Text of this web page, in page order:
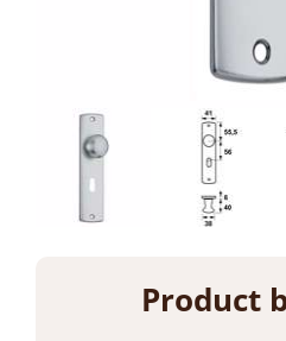
Product